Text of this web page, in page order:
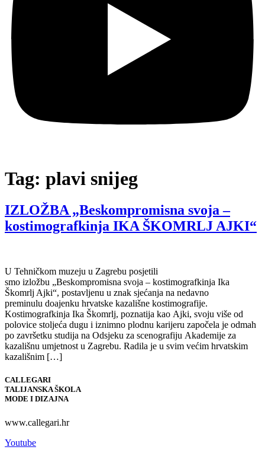
Tag: plavi snijeg
IZLOŽBA „Beskompromisna svoja –
kostimografkinja IKA ŠKOMRLJ AJKI“
U Tehničkom muzeju u Zagrebu posjetili
smo izložbu „Beskompromisna svoja – kostimografkinja Ika
Škomrlj Ajki“, postavljenu u znak sjećanja na nedavno
preminulu doajenku hrvatske kazališne kostimografije.
Kostimografkinja Ika Škomrlj, poznatija kao Ajki, svoju više od
polovice stoljeća dugu i iznimno plodnu karijeru započela je odmah
po završetku studija na Odsjeku za scenografiju Akademije za
kazališnu umjetnost u Zagrebu. Radila je u svim većim hrvatskim
kazališnim […]
CALLEGARI
TALIJANSKA ŠKOLA
MODE I DIZAJNA
www.callegari.hr
Youtube